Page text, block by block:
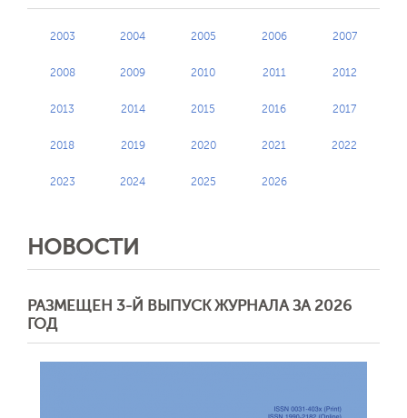
2003 2004 2005 2006 2007
2008 2009 2010 2011 2012
2013 2014 2015 2016 2017
2018 2019 2020 2021 2022
2023 2024 2025 2026
НОВОСТИ
РАЗМЕЩЕН 3-Й ВЫПУСК ЖУРНАЛА ЗА 2026
ГОД